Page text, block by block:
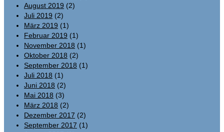
August 2019 (2)
Juli 2019 (2)
März 2019 (1)
Februar 2019 (1)
November 2018 (1)
Oktober 2018 (2)
September 2018 (1)
Juli 2018 (1)
Juni 2018 (2)
Mai 2018 (3)
März 2018 (2)
Dezember 2017 (2)
September 2017 (1)